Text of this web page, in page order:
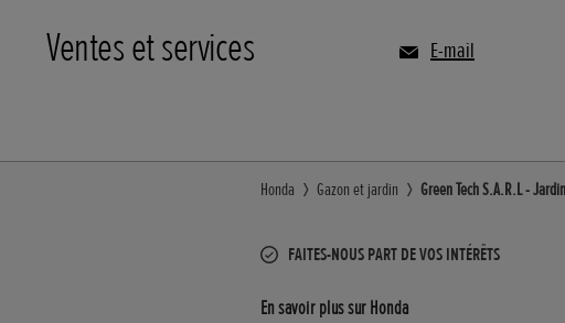
Ventes et services E-mail
Honda Gazon et jardin Green Tech S.A.R.L -
FAITES-NOUS PART DE VOS INTÉRÊTS
En savoir plus sur Honda